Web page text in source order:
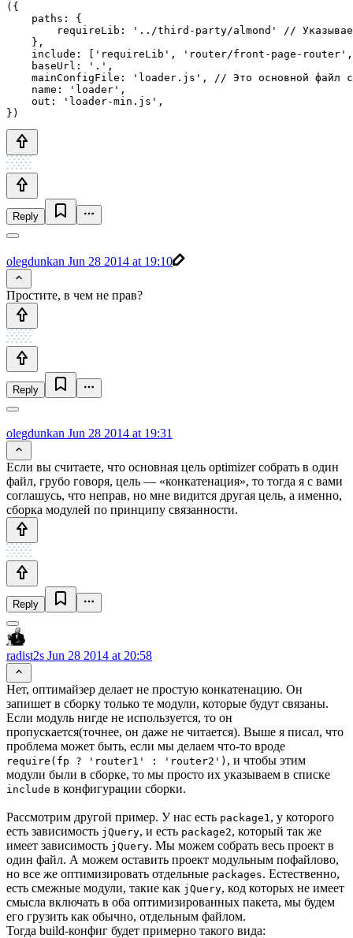
({
    paths: {
requireLib: '../third-party/almond' //
    },
include: ['requireLib', 'router/front-page-
    baseUrl: '.',
mainConfigFile: 'loader.js', // Это основной файл
    name: 'loader',
    out: 'loader-min.js',
Reply
olegdunkan Jun 28 2014 at 19:10
Простите, в чем не прав?
Reply
olegdunkan Jun 28 2014 at 19:31
Если вы считаете, что основная цель optimizer собрать в один
файл, грубо говоря, цель — «конкатенация», то тогда я с вами
соглашусь, что неправ, но мне видится другая цель, а именно,
сборка модулей по принципу связанности.
Reply
radist2s Jun 28 2014 at 20:58
Нет, оптимайзер делает не простую конкатенацию. Он
запишет в сборку только те модули, которые будут связаны.
Если модуль нигде не используется, то он
пропускается(точнее, он даже не читается). Выше я писал, что
проблема может быть, если мы делаем что-то вроде
require(fp ? 'router1' : 'router2') , и чтобы этим
модули были в сборке, то мы просто их указываем в списке
include в конфигурации сборки.
Рассмотрим другой пример. У нас есть package1 , у которого
есть зависимость jQuery, и есть package2, который так же
имеет зависимость jQuery. Мы можем собрать весь проект в
один файл. А можем оставить проект модульным пофайлово,
но все же оптимизировать отдельные packages. Естественно,
есть смежные модули, такие как jQuery, код которых не имеет
смысла включать в оба оптимизированных пакета, мы будем
его грузить как обычно, отдельным файлом.
Тогда build-конфиг будет примерно такого вида: